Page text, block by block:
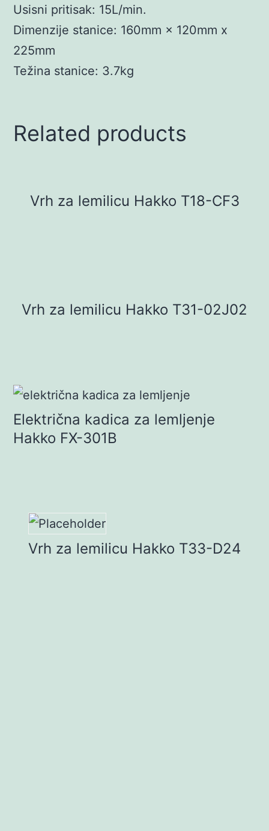
Usisni pritisak: 15L/min.
Dimenzije stanice: 160mm × 120mm x
225mm
Težina stanice: 3.7kg
Related products
Vrh za lemilicu Hakko T18-CF3
Vrh za lemilicu Hakko T31-02J02
Električna kadica za lemljenje
Hakko FX-301B
Vrh za lemilicu Hakko T33-D24